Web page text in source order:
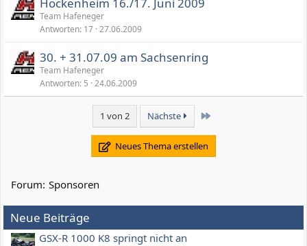
Team Hafeneger
Antworten 17 27.06.2009
30. + 31.07.09 am Sachsenring
Team Hafeneger
Antworten 5 24.06.2009
1 von 2 Nächste Letzte
Neues Thema erstellen
Forum: Sponsoren
Neue Beiträge
GSX-R 1000 K8 springt nicht an